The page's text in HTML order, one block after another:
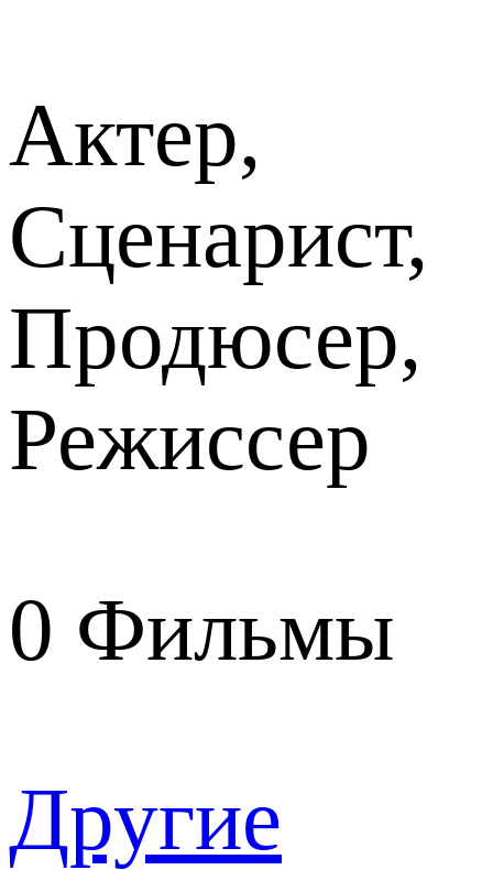
Актер,
Сценарист,
Продюсер,
Режиссер
0 Фильмы
Другие